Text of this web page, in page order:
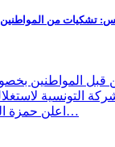
تشكيات من
قبل المواطنين
التونسية
اعلن حمزة الفيل عن مركز البحوث…